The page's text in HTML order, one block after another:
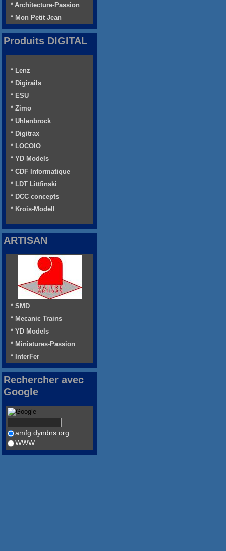
* Architecture-Passion
* Mon Petit Jean
Produits DIGITAL
* Lenz
* Digirails
* ESU
* Zimo
* Uhlenbrock
* Digitrax
* LOCOIO
* YD Models
* CDF Informatique
* LDT Littfinski
* DCC concepts
* Krois-Modell
ARTISAN
* SMD
* Mecanic Trains
* YD Models
* Miniatures-Passion
* InterFer
Rechercher avec
Google
amfg.dyndns.org
WWW